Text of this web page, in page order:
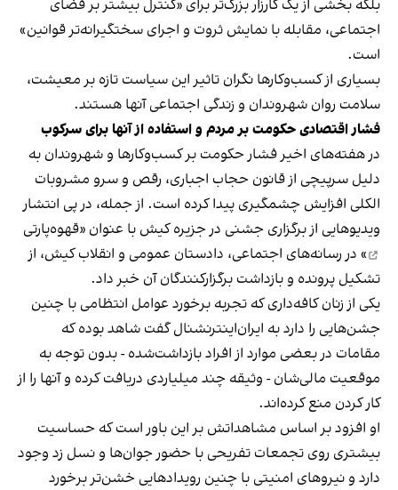
بلکه بخشی از یک کارزار بزرگ‌تر برای «کنترل بیشتر بر فضای
اجتماعی، مقابله با نمایش ثروت و اجرای سختگیرانه‌تر قوانین»
است.
بسیاری از کسب‌وکارها نگران تاثیر این سیاست‌ تازه بر معیشت،
سلامت روان شهروندان و زندگی اجتماعی آنها هستند.
فشار اقتصادی حکومت بر مردم و استفاده از آنها برای سرکوب
در هفته‌های اخیر فشار حکومت بر کسب‌وکارها و شهروندان به
دلیل سرپیچی از قانون حجاب اجباری، رقص و سرو مشروبات
الکلی افزایش چشمگیری پیدا کرده است. از جمله، در پی انتشار
ویدیوهایی از برگزاری جشنی در جزیره کیش با عنوان «قهوه‌پارتی
» در رسانه‌های اجتماعی، دادستان عمومی و انقلاب کیش، از
تشکیل پرونده و بازداشت برگزارکنندگان آن خبر داد.
یکی از زنان کافه‌داری که تجربه برخورد عوامل انتظامی با چنین
جشن‌هایی را دارد به ایران‌اینترنشنال گفت شاهد بوده که
مقامات در بعضی موارد از افراد بازداشت‌‌شده - بدون توجه به
موقعیت مالی‌شان - وثیقه چند میلیاردی دریافت کرده و آنها را از
کار کردن منع کرده‌اند.
او افزود بر اساس مشاهداتش بر این باور است که حساسیت
بیشتری روی تجمعات تفریحی با حضور جوان‌ها و نسل زد وجود
دارد و نیروهای امنیتی با چنین رویدادهایی خشن‌تر برخورد